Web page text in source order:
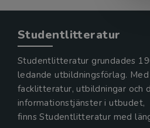
Studentlitteratur
Studentlitteratur grundades
ledande utbildningsförlag.
facklitteratur, utbildningar och
informationstjänster i utbudet,
finns Studentlitteratur med